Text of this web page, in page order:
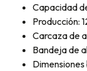
Capacidad
Producción:
Carcaza de
Bandeja de